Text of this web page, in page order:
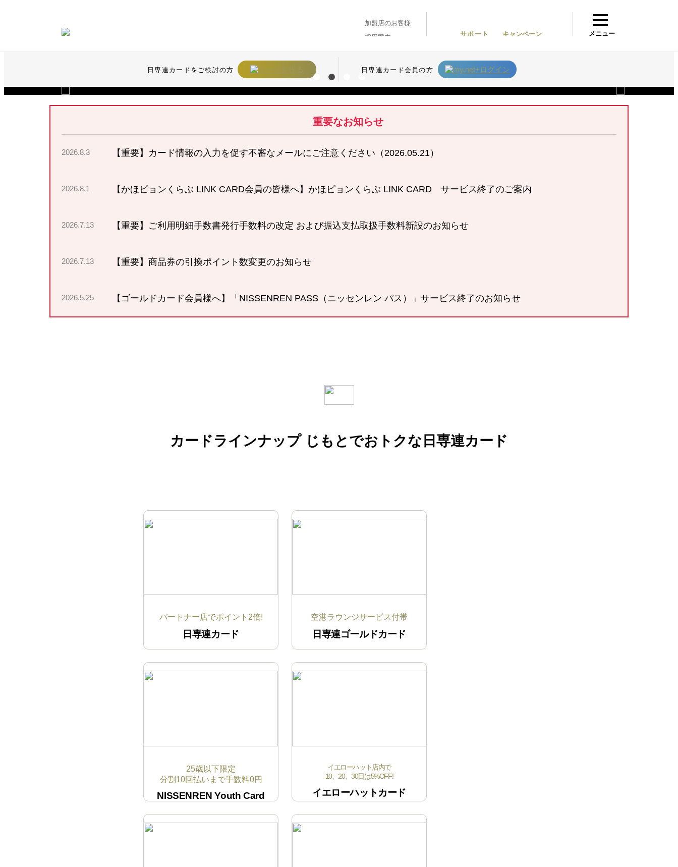
加盟店のお客様
採用案内
サポート キャンペーン メニュー
日専連カードをご検討の方 日専連カード会員の方
重要なお知らせ
2026.8.3 【重要】カード情報の入力を促す不審なメールにご注意ください（2026.05.21）
2026.8.1 【かほピョンくらぶ LINK CARD会員の皆様へ】かほピョンくらぶ LINK CARD サービス終了のご案内
2026.7.13 【重要】ご利用明細手数書発行手数料の改定 および振込支払取扱手数料新設のお知らせ
2026.7.13 【重要】商品券の引換ポイント数変更のお知らせ
2026.5.25 【ゴールドカード会員様へ】「NISSENREN PASS（ニッセンレン パス）」サービス終了のお知らせ
カードラインナップ じもとでおトクな日専連カード
パートナー店でポイント2倍!
日専連カード
空港ラウンジサービス付帯
日専連ゴールドカード
25歳以下限定
分割10回払いまで手数料0円
NISSENREN Youth Card
イエローハット店内で
10、20、30日は5%OFF!
イエローハットカード